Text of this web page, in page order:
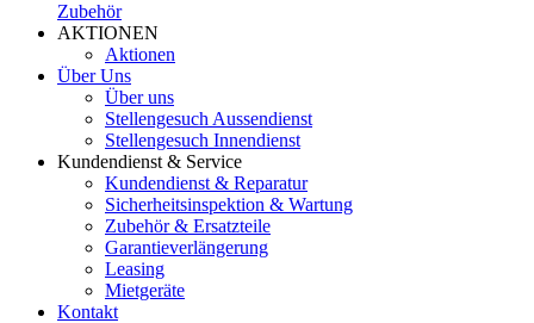
Zubehör
AKTIONEN
Aktionen
Über Uns
Über uns
Stellengesuch Aussendienst
Stellengesuch Innendienst
Kundendienst & Service
Kundendienst & Reparatur
Sicherheitsinspektion & Wartung
Zubehör & Ersatzteile
Garantieverlängerung
Leasing
Mietgeräte
Kontakt